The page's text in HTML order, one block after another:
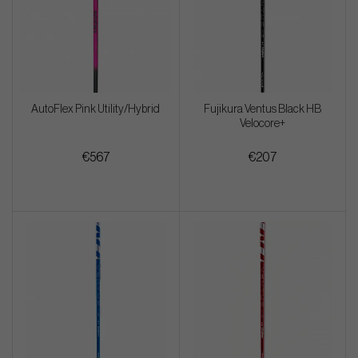
AutoFlex Pink Utility/Hybrid
€567
Fujikura Ventus Black HB
Velocore+
€207